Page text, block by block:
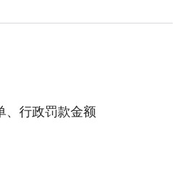
、行政罚款金额